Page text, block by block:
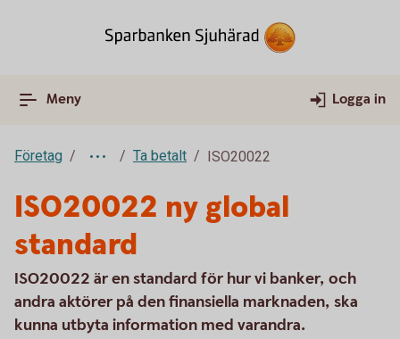
Meny Logga in
Företag Ta betalt ISO20022
ISO20022 ny global
standard
ISO20022 är en standard för hur vi banker, och
andra aktörer på den finansiella marknaden, ska
kunna utbyta information med varandra.